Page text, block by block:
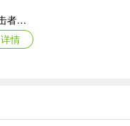
射击者联盟
详情
迷你生存僵尸大战免广告版